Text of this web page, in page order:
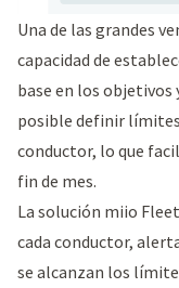
Una de las grandes
capacidad de
base en los objetivos
posible definir
conductor, lo que
fin de mes.
La solución miio
cada conductor,
se alcanzan los